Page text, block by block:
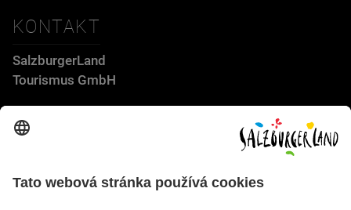
KONTAKT
SalzburgerLand
Tourismus GmbH
Wiener Bundesstraße 23
5300 Hallwang